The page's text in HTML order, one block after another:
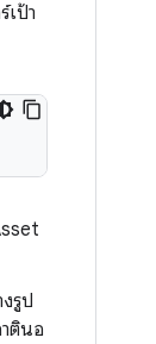
ป้า
รูป
ตินอ